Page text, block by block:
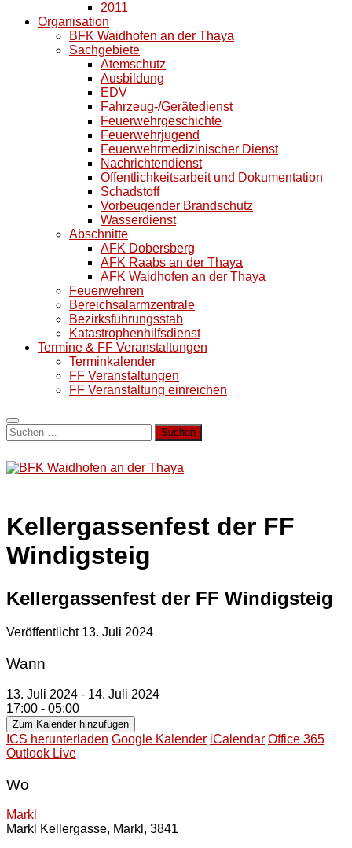
2011
Organisation
BFK Waidhofen an der Thaya
Sachgebiete
Atemschutz
Ausbildung
EDV
Fahrzeug-/Gerätedienst
Feuerwehrgeschichte
Feuerwehrjugend
Feuerwehrmedizinischer Dienst
Nachrichtendienst
Öffentlichkeitsarbeit und Dokumentation
Schadstoff
Vorbeugender Brandschutz
Wasserdienst
Abschnitte
AFK Dobersberg
AFK Raabs an der Thaya
AFK Waidhofen an der Thaya
Feuerwehren
Bereichsalarmzentrale
Bezirksführungsstab
Katastrophenhilfsdienst
Termine & FF Veranstaltungen
Terminkalender
FF Veranstaltungen
FF Veranstaltung einreichen
Suchen
nach:
Kellergassenfest der FF
Windigsteig
Kellergassenfest der FF Windigsteig
Veröffentlicht 13. Juli 2024
Wann
13. Juli 2024 - 14. Juli 2024
17:00 - 05:00
Zum Kalender hinzufügen
ICS herunterladen Google Kalender iCalendar Office 365
Outlook Live
Wo
Markl
Markl Kellergasse, Markl, 3841